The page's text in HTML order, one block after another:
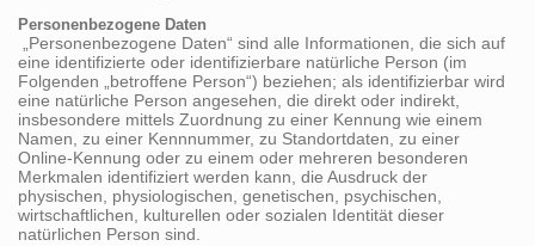
Personenbezogene Daten
„Personenbezogene Daten“ sind alle Informationen, die sich auf
eine identifizierte oder identifizierbare natürliche Person (im
Folgenden „betroffene Person“) beziehen; als identifizierbar wird
eine natürliche Person angesehen, die direkt oder indirekt,
insbesondere mittels Zuordnung zu einer Kennung wie einem
Namen, zu einer Kennnummer, zu Standortdaten, zu einer
Online-Kennung oder zu einem oder mehreren besonderen
Merkmalen identifiziert werden kann, die Ausdruck der
physischen, physiologischen, genetischen, psychischen,
wirtschaftlichen, kulturellen oder sozialen Identität dieser
natürlichen Person sind.